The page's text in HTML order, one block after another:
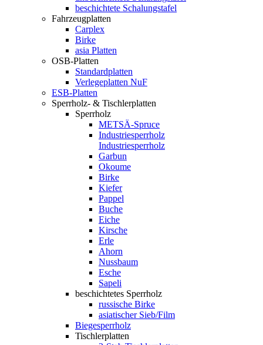
beschichtete Schalungstafel
Fahrzeugplatten
Carplex
Birke
asia Platten
OSB-Platten
Standardplatten
Verlegeplatten NuF
ESB-Platten
Sperrholz- & Tischlerplatten
Sperrholz
METSÄ-Spruce
Industriesperrholz
Industriesperrholz
Garbun
Okoume
Birke
Kiefer
Pappel
Buche
Eiche
Kirsche
Erle
Ahorn
Nussbaum
Esche
Sapeli
beschichtetes Sperrholz
russische Birke
asiatischer Sieb/Film
Biegesperrholz
Tischlerplatten